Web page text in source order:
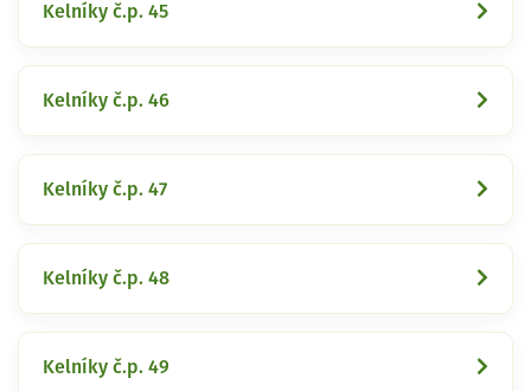
Kelníky č.p. 45
Kelníky č.p. 46
Kelníky č.p. 47
Kelníky č.p. 48
Kelníky č.p. 49